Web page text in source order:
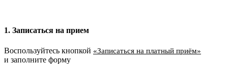
1. Записаться на прием
Воспользуйтесь кнопкой «Записаться на платный приём»
и заполните форму